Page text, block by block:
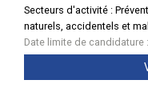
Secteurs d'activité :
naturels, accidentels et
Date limite de candidature